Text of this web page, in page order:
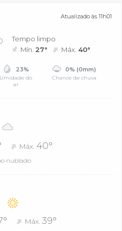
Atualizado às 11h01
Tempo limpo
Mín. 27° Máx. 40°
23%
Umidade do
ar
0% (0mm)
Chance de chuva
Máx. 40°
nublado
Máx.39°